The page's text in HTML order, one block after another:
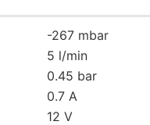
-267 mbar
5 l/min
0.45 bar
0.7 A
12 V